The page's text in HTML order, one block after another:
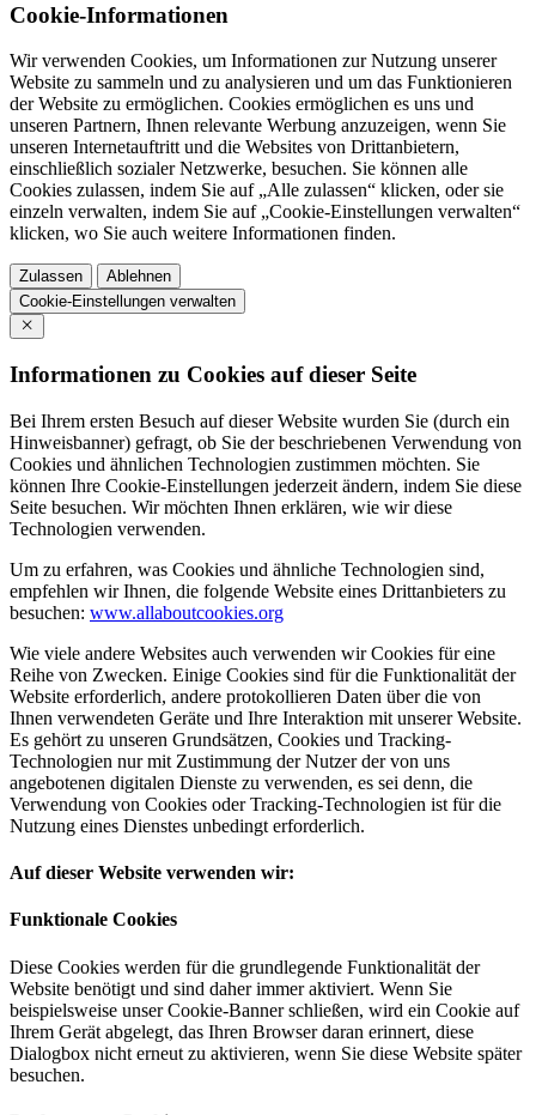
Cookie-Informationen
Wir verwenden Cookies, um Informationen zur Nutzung unserer
Website zu sammeln und zu analysieren und um das Funktionieren
der Website zu ermöglichen. Cookies ermöglichen es uns und
unseren Partnern, Ihnen relevante Werbung anzuzeigen, wenn Sie
unseren Internetauftritt und die Websites von Drittanbietern,
einschließlich sozialer Netzwerke, besuchen. Sie können alle
Cookies zulassen, indem Sie auf „Alle zulassen“ klicken, oder sie
einzeln verwalten, indem Sie auf „Cookie-Einstellungen verwalten“
klicken, wo Sie auch weitere Informationen finden.
Zulassen
Ablehnen
Cookie-Einstellungen verwalten
Informationen zu Cookies auf dieser Seite
Bei Ihrem ersten Besuch auf dieser Website wurden Sie (durch ein
Hinweisbanner) gefragt, ob Sie der beschriebenen Verwendung von
Cookies und ähnlichen Technologien zustimmen möchten. Sie
können Ihre Cookie-Einstellungen jederzeit ändern, indem Sie diese
Seite besuchen. Wir möchten Ihnen erklären, wie wir diese
Technologien verwenden.
Um zu erfahren, was Cookies und ähnliche Technologien sind,
empfehlen wir Ihnen, die folgende Website eines Drittanbieters zu
besuchen: www.allaboutcookies.org
Wie viele andere Websites auch verwenden wir Cookies für eine
Reihe von Zwecken. Einige Cookies sind für die Funktionalität der
Website erforderlich, andere protokollieren Daten über die von
Ihnen verwendeten Geräte und Ihre Interaktion mit unserer Website.
Es gehört zu unseren Grundsätzen, Cookies und Tracking-
Technologien nur mit Zustimmung der Nutzer der von uns
angebotenen digitalen Dienste zu verwenden, es sei denn, die
Verwendung von Cookies oder Tracking-Technologien ist für die
Nutzung eines Dienstes unbedingt erforderlich.
Auf dieser Website verwenden wir:
Funktionale Cookies
Diese Cookies werden für die grundlegende Funktionalität der
Website benötigt und sind daher immer aktiviert. Wenn Sie
beispielsweise unser Cookie-Banner schließen, wird ein Cookie auf
Ihrem Gerät abgelegt, das Ihren Browser daran erinnert, diese
Dialogbox nicht erneut zu aktivieren, wenn Sie diese Website später
besuchen.